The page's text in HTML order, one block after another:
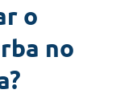
o
no